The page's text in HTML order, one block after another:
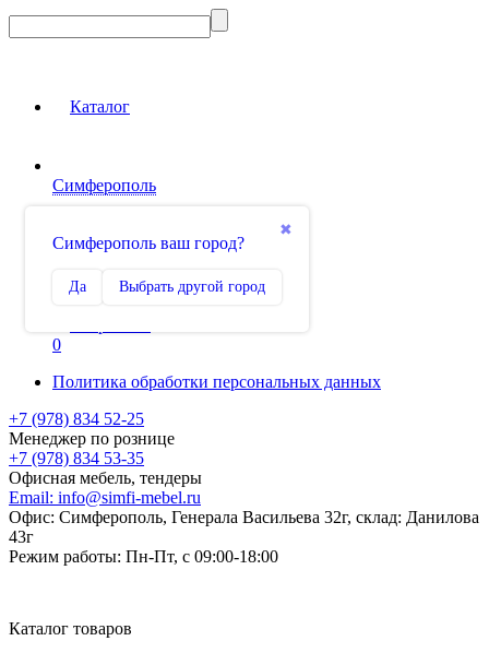
Каталог
Симферополь
✖
Симферополь ваш город?
Да Выбрать другой город
Сравнение
0
Политика обработки персональных данных
+7 (978) 834 52-25
Менеджер по рознице
+7 (978) 834 53-35
Офисная мебель, тендеры
Email: info@simfi-mebel.ru
Офис: Симферополь, Генерала Васильева 32г, склад: Данилова
43г
Режим работы: Пн-Пт, с 09:00-18:00
Каталог товаров